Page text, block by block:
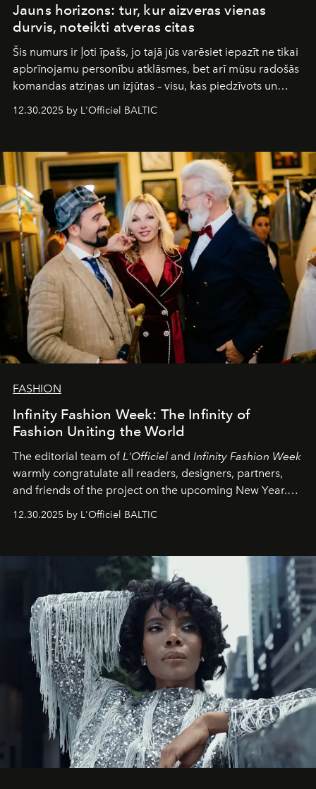
Jauns horizons: tur, kur aizveras vienas
durvis, noteikti atveras citas
Šis numurs ir ļoti īpašs, jo tajā jūs varēsiet iepazīt ne tikai
apbrīnojamu personību atklāsmes, bet arī mūsu radošās
komandas atziņas un izjūtas – visu, kas piedzīvots un
pārdzīvots šo gandrīz 20 gadu laikā, veidojot žurnālu.
Šajā brīdī mums svarīgi pateikties visiem, kas bija kopā
sākums. Ar vissirsnīgākajiem laba vēlējumiem jūsu
L’Officiel Baltic
komanda.
12.30.2025 by L'Officiel BALTIC
FASHION
Infinity Fashion Week: The Infinity of
Fashion Uniting the World
The editorial team ofL'Officiel and Infinity Fashion Week
warmly congratulate all readers, designers, partners,
and friends of the project on the upcoming New Year.
May 2026 bring growth, inspiration, bold ideas, and new
achievements.
12.30.2025 by L'Officiel BALTIC